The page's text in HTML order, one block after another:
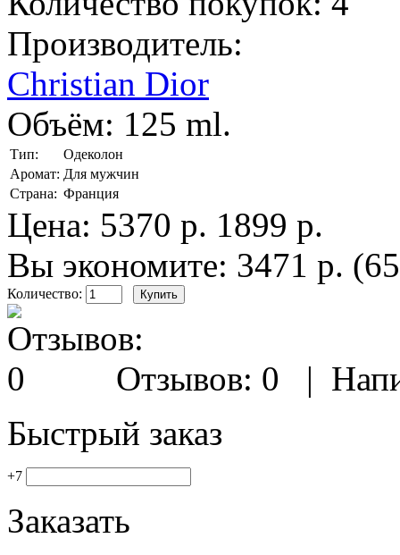
Производитель:
Christian Dior
Объём: 125 ml.
Тип:
Одеколон
Аромат: Для мужчин
Страна: Франция
Цена: 5370 р. 1899 р.
Вы экономите: 3471 р.
Количество:
Отзывов: 0 |
Быстрый заказ
+7
Заказать